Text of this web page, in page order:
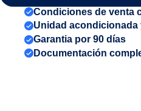
Condiciones de venta
Unidad acondicionada
Garantia por 90 días
Documentación